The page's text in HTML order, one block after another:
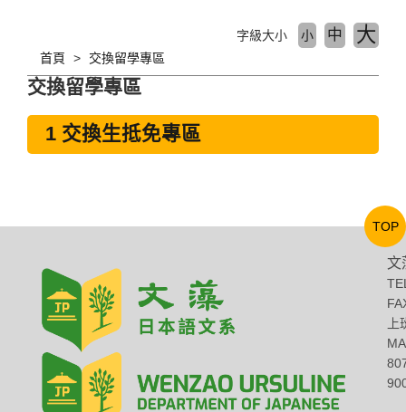
首頁 交換留學專區
字級大小 小 中 大
交換留學專區
1 交換生抵免專區
文
TOP